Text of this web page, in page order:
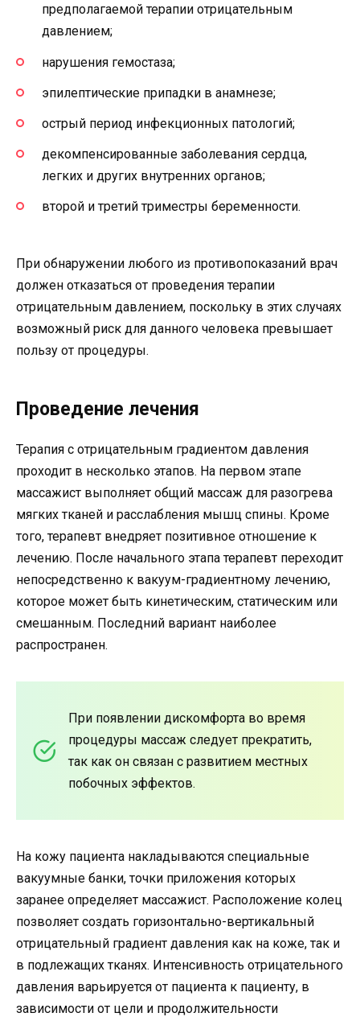
предполагаемой терапии отрицательным
давлением;
нарушения гемостаза;
эпилептические припадки в анамнезе;
острый период инфекционных патологий;
декомпенсированные заболевания сердца,
легких и других внутренних органов;
второй и третий триместры беременности.
При обнаружении любого из противопоказаний врач
должен отказаться от проведения терапии
отрицательным давлением, поскольку в этих случаях
возможный риск для данного человека превышает
пользу от процедуры.
Проведение лечения
Терапия с отрицательным градиентом давления
проходит в несколько этапов. На первом этапе
массажист выполняет общий массаж для разогрева
мягких тканей и расслабления мышц спины. Кроме
того, терапевт внедряет позитивное отношение к
лечению. После начального этапа терапевт переходит
непосредственно к вакуум-градиентному лечению,
которое может быть кинетическим, статическим или
смешанным. Последний вариант наиболее
распространен.
При появлении дискомфорта во время
процедуры массаж следует прекратить,
так как он связан с развитием местных
побочных эффектов.
На кожу пациента накладываются специальные
вакуумные банки, точки приложения которых
заранее определяет массажист. Расположение колец
позволяет создать горизонтально-вертикальный
отрицательный градиент давления как на коже, так и
в подлежащих тканях. Интенсивность отрицательного
давления варьируется от пациента к пациенту, в
зависимости от цели и продолжительности